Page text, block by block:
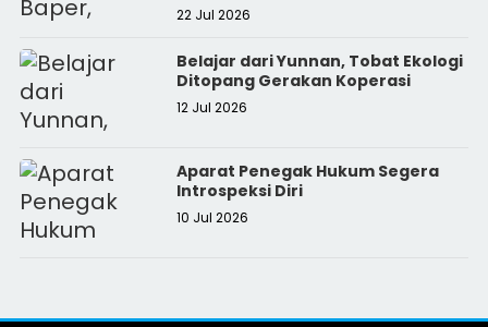
22 Jul 2026
Belajar dari Yunnan, Tobat Ekologi
Ditopang Gerakan Koperasi
12 Jul 2026
Aparat Penegak Hukum Segera
Introspeksi Diri
10 Jul 2026